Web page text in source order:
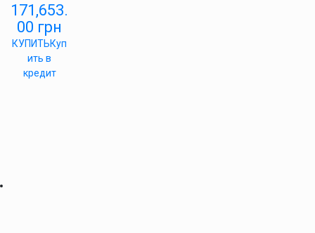
171,653.
00 грн
КУПИТЬКуп
ить в
кредит